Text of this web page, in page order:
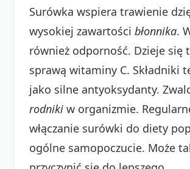
Surówka wspiera trawienie
wysokiej zawartości błonnika.
również odporność. Dzieje się
sprawą witaminy C. Składniki
jako silne antyoksydanty.
rodniki w organizmie.
włączanie surówki do diety
ogólne samopoczucie. Może